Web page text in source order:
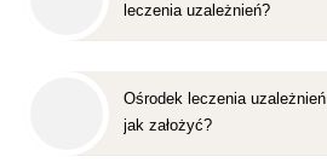
leczenia uzależnień?
Ośrodek leczenia uzależnień
jak założyć?